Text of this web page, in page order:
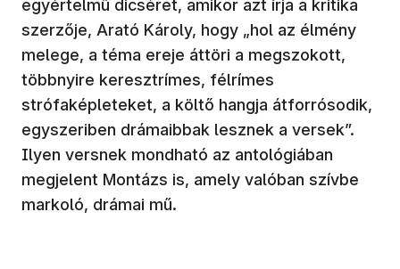
egyértelmű dicséret, amikor azt írja a kritika
szerzője, Arató Károly, hogy „hol az élmény
melege, a téma ereje áttöri a megszokott,
többnyire keresztrímes, félrímes
strófaképleteket, a költő hangja átforrósodik,
egyszeriben drámaibbak lesznek a versek”.
Ilyen versnek mondható az antológiában
megjelent Montázs is, amely valóban szívbe
markoló, drámai mű.